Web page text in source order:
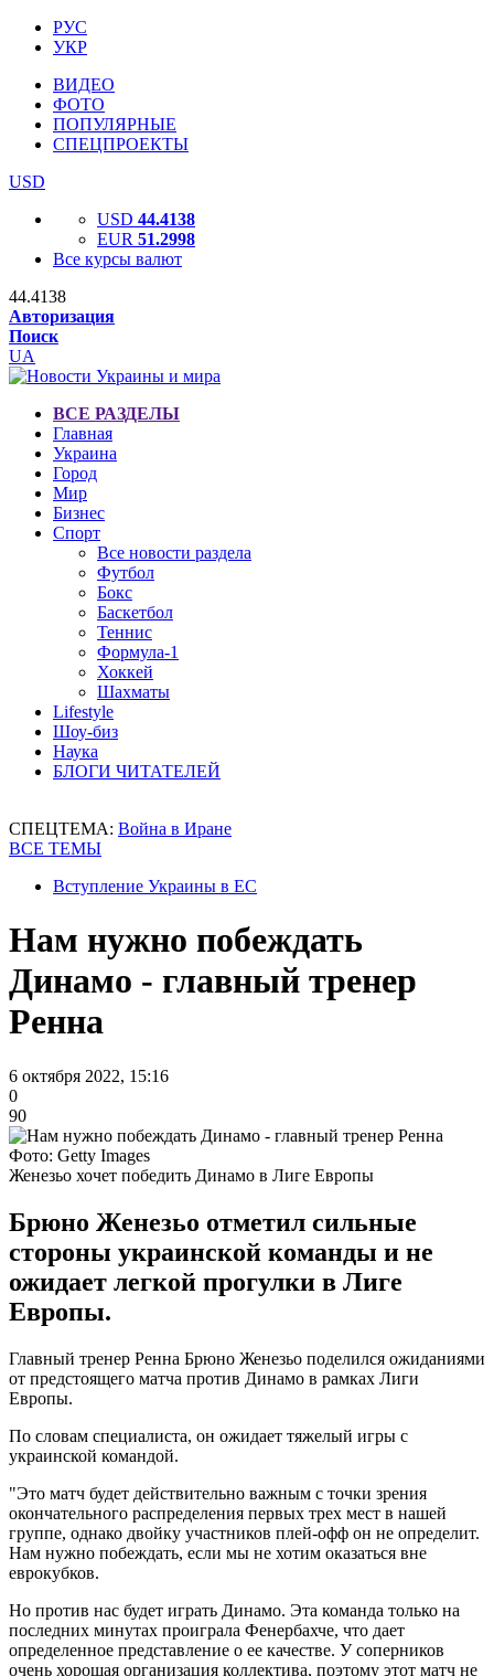
РУС
УКР
ВИДЕО
ФОТО
ПОПУЛЯРНЫЕ
СПЕЦПРОЕКТЫ
USD
USD 44.4138
EUR 51.2998
Все курсы валют
44.4138
Авторизация
Поиск
UA
ВСЕ РАЗДЕЛЫ
Главная
Украина
Город
Мир
Бизнес
Спорт
Все новости раздела
Футбол
Бокс
Баскетбол
Теннис
Формула-1
Хоккей
Шахматы
Lifestyle
Шоу-биз
Наука
БЛОГИ ЧИТАТЕЛЕЙ
СПЕЦТЕМА: Война в Иране
ВСЕ ТЕМЫ
Вступление Украины в ЕС
Нам нужно побеждать
Динамо - главный тренер
Ренна
6 октября 2022, 15:16
0
90
Фото: Getty Images
Женезьо хочет победить Динамо в Лиге Европы
Брюно Женезьо отметил сильные
стороны украинской команды и не
ожидает легкой прогулки в Лиге
Европы.
Главный тренер Ренна Брюно Женезьо поделился ожиданиями
от предстоящего матча против Динамо в рамках Лиги
Европы.
По словам специалиста, он ожидает тяжелый игры с
украинской командой.
"Это матч будет действительно важным с точки зрения
окончательного распределения первых трех мест в нашей
группе, однако двойку участников плей-офф он не определит.
Нам нужно побеждать, если мы не хотим оказаться вне
еврокубков.
Но против нас будет играть Динамо. Эта команда только на
последних минутах проиграла Фенербахче, что дает
определенное представление о ее качестве. У соперников
очень хорошая организация коллектива, поэтому этот матч не